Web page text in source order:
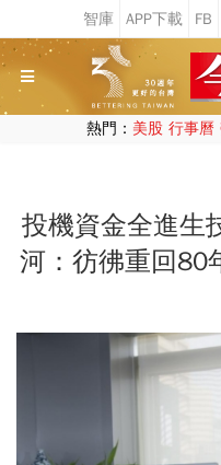
熱門： 美股 行事曆
投機資金全進
河：彷彿重回80